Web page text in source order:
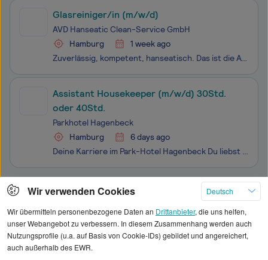
Glasreiniger/in (m/w/d)
AVD Hanseatic Clean-Service GmbH
Hamburg
1 week ago
Zuverlässig, kompetent, hanseatisch. Das ist die AVD GmbH. Als traditionsreiches Dienstleistungsunternehmen bringen wir nicht nur Büroräume, Fassaden, Umkleiden oder Wellnessbereiche, sondern auch die Gesichter unserer Kunden zum Strahlen. Denn unsere maßgeschneiderten Lösungen rund um die Gebäudere
Assistant Housekeeper (m/w/d) 30Std.
oder 40Std.
Parkhotel Hagenbeck
Hamburg
6 days ago
Deine Karriere im Park-Hotel Hagenbeck Du liebst das Hotelleben und hast Lust im ersten Tierpark Themenhotel der Welt zu arbeiten, dann suchen wir genau Dich! Komm in unser Team und bewirb Dich noch heute! Als mittelgroßes Unternehmen im Bereich Hotel, Gastronomie & Catering liegt das Park-Hotel Hag
Klicken Sie hier, um weitere Angebote anzuzeigen
Wir verwenden Cookies
Deutsch
Wir übermitteln personenbezogene Daten an Drittanbieter, die uns helfen,
unser Webangebot zu verbessern. In diesem Zusammenhang werden auch
Nutzungsprofile (u.a. auf Basis von Cookie-IDs) gebildet und angereichert,
auch außerhalb des EWR.